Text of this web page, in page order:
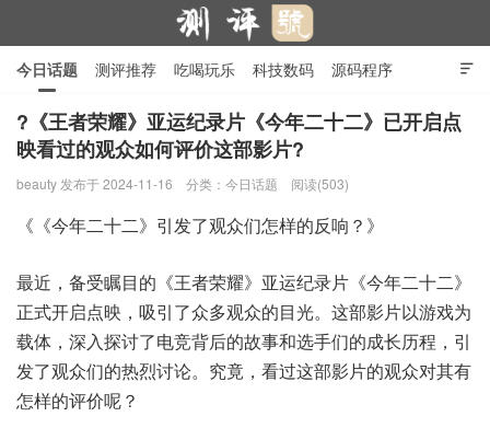
测评号

今日话题 测评推荐 吃喝玩乐 科技数码 源码程序
行业产品 在线投稿 隐私政策
?《王者荣耀》亚运纪录片《今年二十二》已开启点
映看过的观众如何评价这部影片?
beauty 发布于 2024-11-16 分类： 今日话题 阅读(503)
《《今年二十二》引发了观众们怎样的反响？》
最近，备受瞩目的《王者荣耀》亚运纪录片《今年二十二》
正式开启点映，吸引了众多观众的目光。这部影片以游戏为
载体，深入探讨了电竞背后的故事和选手们的成长历程，引
发了观众们的热烈讨论。究竟，看过这部影片的观众对其有
怎样的评价呢？